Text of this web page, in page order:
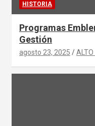
HISTORIA
Programas
Gestión
agosto 23, 2025